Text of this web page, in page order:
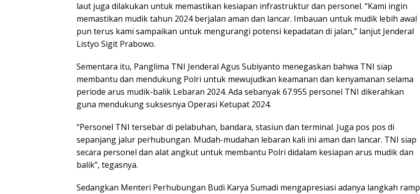
laut juga dilakukan untuk memastikan kesiapan infrastruktur dan personel. “Kami ingin
memastikan mudik tahun 2024 berjalan aman dan lancar. Imbauan untuk mudik lebih awal
pun terus kami sampaikan untuk mengurangi potensi kepadatan di jalan,” lanjut Jenderal
Listyo Sigit Prabowo.
Sementara itu, Panglima TNI Jenderal Agus Subiyanto menegaskan bahwa TNI siap
membantu dan mendukung Polri untuk mewujudkan keamanan dan kenyamanan selama
periode arus mudik-balik Lebaran 2024. Ada sebanyak 67.955 personel TNI dikerahkan
guna mendukung suksesnya Operasi Ketupat 2024.
“Personel TNI tersebar di pelabuhan, bandara, stasiun dan terminal. Juga pos pos di
sepanjang jalur perhubungan. Mudah-mudahan lebaran kali ini aman dan lancar. TNI siap
secara personel dan alat angkut untuk membantu Polri didalam kesiapan arus mudik dan
balik”, tegasnya.
Sedangkan Menteri Perhubungan Budi Karya Sumadi mengapresiasi adanya langkah ramp